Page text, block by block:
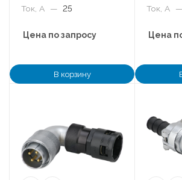
Ток, А
— 25
Цена по запросу
В корзину
Ток, А
—
Цена